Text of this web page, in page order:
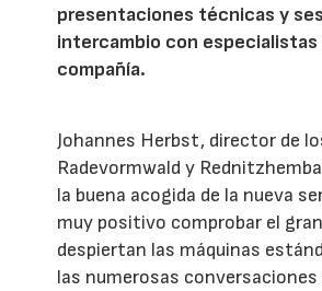
presentaciones técnicas y
intercambio con especialistas
compañía.
Johannes Herbst, director de
Radevormwald y
la buena acogida de la nueva
muy positivo comprobar el
despiertan las máquinas
las numerosas